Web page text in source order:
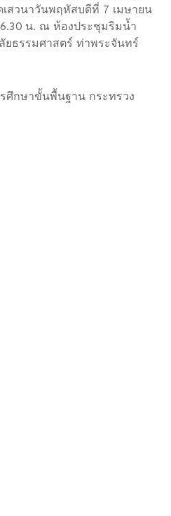
สวนาวันพฤหัสบดีที่ 7 เมษายน
น. ณ ห้องประชุมริมน้ำ
ธรรมศาสตร์ ท่าพระจันทร์
ศึกษาขั้นพื้นฐาน กระทรวง